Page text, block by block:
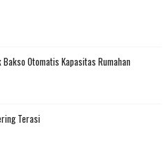
Otomatis Kapasitas Rumahan
Terasi